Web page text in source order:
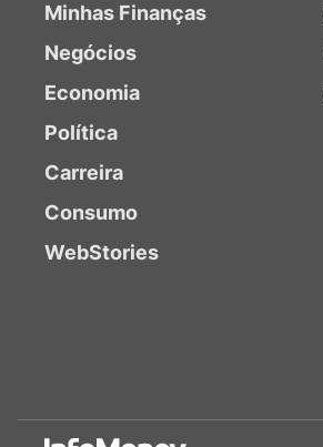
Minhas Finanças
Negócios
Economia
Política
Carreira
Consumo
WebStories